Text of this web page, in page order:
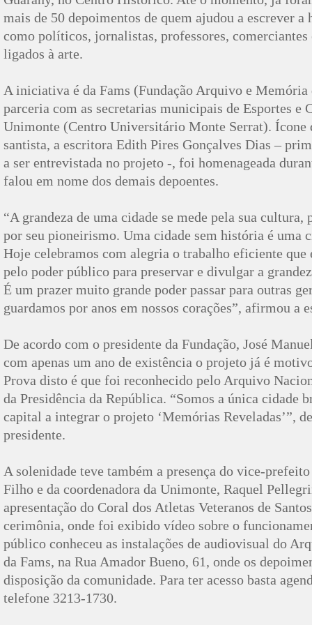
mais de 50 depoimentos de quem ajudou a escrever a
como políticos, jornalistas, professores,
ligados à arte.
A iniciativa é da Fams (Fundação Arquivo e Memória
parceria com as secretarias municipais de Esportes e
Unimonte (Centro Universitário Monte Serrat). Ícone
santista, a escritora Edith Pires Gonçalves Dias –
a ser entrevistada no projeto -, foi homenageada
falou em nome dos demais depoentes.
“A grandeza de uma cidade se mede pela sua cultura,
por seu pioneirismo. Uma cidade sem história é uma
Hoje celebramos com alegria o trabalho eficiente que
pelo poder público para preservar e divulgar a
É um prazer muito grande poder passar para outras
guardamos por anos em nossos corações”, afirmou a
De acordo com o presidente da Fundação, José
com apenas um ano de existência o projeto já é
Prova disto é que foi reconhecido pelo Arquivo
da Presidência da República. “Somos a única cidade
capital a integrar o projeto ‘Memórias Reveladas’”,
presidente.
A solenidade teve também a presença do vice-
Filho e da coordenadora da Unimonte, Raquel
apresentação do Coral dos Atletas Veteranos de
cerimônia, onde foi exibido vídeo sobre o
público conheceu as instalações de audiovisual do
da Fams, na Rua Amador Bueno, 61, onde os
disposição da comunidade. Para ter acesso basta
telefone 3213-1730.